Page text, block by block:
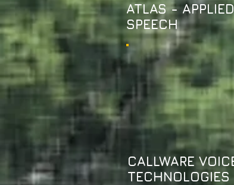
ATLAS -
SPEECH
CALLWARE
TECHNOLOGIES